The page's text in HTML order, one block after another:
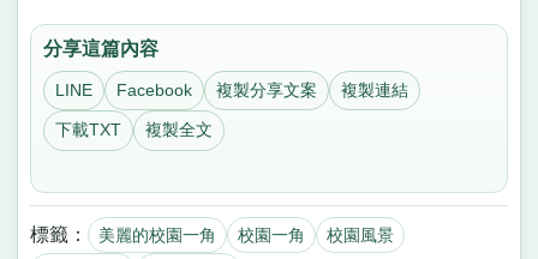
分享這篇內容
LINE Facebook 複製分享文案 複製連結
下載TXT 複製全文
標籤： 美麗的校園一角 校園一角
校園風景